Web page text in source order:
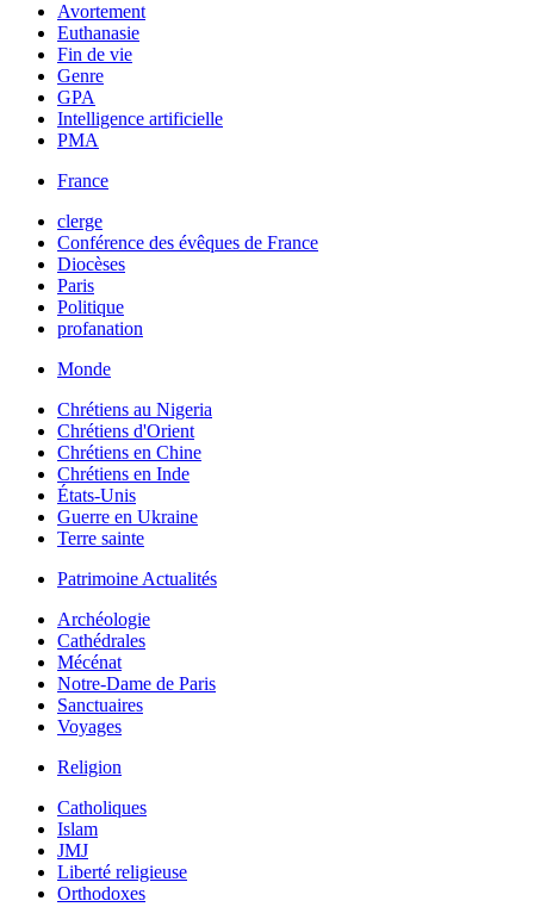
Avortement
Euthanasie
Fin de vie
Genre
GPA
Intelligence artificielle
PMA
France
clerge
Conférence des évêques de France
Diocèses
Paris
Politique
profanation
Monde
Chrétiens au Nigeria
Chrétiens d'Orient
Chrétiens en Chine
Chrétiens en Inde
États-Unis
Guerre en Ukraine
Terre sainte
Patrimoine Actualités
Archéologie
Cathédrales
Mécénat
Notre-Dame de Paris
Sanctuaires
Voyages
Religion
Catholiques
Islam
JMJ
Liberté religieuse
Orthodoxes